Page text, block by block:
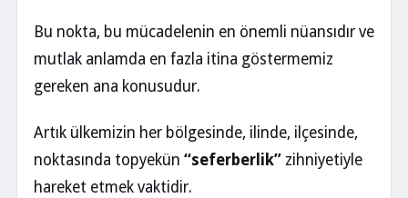
Bu nokta, bu mücadelenin en önemli nüansıdır ve
mutlak anlamda en fazla itina göstermemiz
gereken ana konusudur.
Artık ülkemizin her bölgesinde, ilinde, ilçesinde,
noktasında topyekün “seferberlik” zihniyetiyle
hareket etmek vaktidir.